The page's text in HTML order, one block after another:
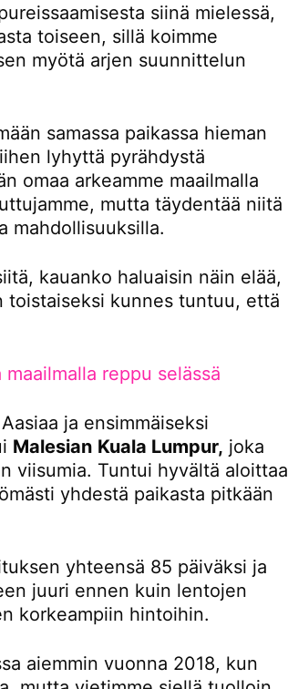
siinä mielessä,
toiseen, sillä koimme
myötä arjen suunnittelun
samassa paikassa hieman
lyhyttä pyrähdystä
omaa arkeamme maailmalla
mutta täydentää niitä
mahdollisuuksilla.
kauanko haluaisin näin elää,
toistaiseksi kunnes tuntuu, että
maailmalla reppu selässä
ja ensimmäiseksi
Malesian Kuala Lumpur, joka
viisumia. Tuntui hyvältä aloittaa
yhdestä paikasta pitkään
yhteensä 85 päiväksi ja
juuri ennen kuin lentojen
korkeampiin hintoihin.
aiemmin vuonna 2018, kun